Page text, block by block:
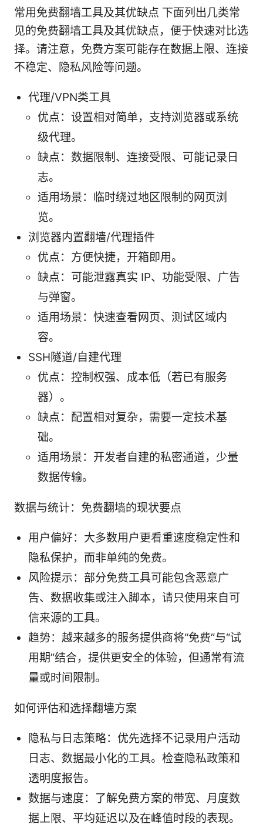
常用免费翻墙工具及其优缺点 下面列出几类常
见的免费翻墙工具及其优缺点，便于快速对比选
择。请注意，免费方案可能存在数据上限、连接
不稳定、隐私风险等问题。
代理/VPN类工具
优点：设置相对简单，支持浏览器或系统
级代理。
缺点：数据限制、连接受限、可能记录日
志。
适用场景：临时绕过地区限制的网页浏
览。
浏览器内置翻墙/代理插件
优点：方便快捷，开箱即用。
缺点：可能泄露真实 IP、功能受限、广告
与弹窗。
适用场景：快速查看网页、测试区域内
容。
SSH隧道/自建代理
优点：控制权强、成本低（若已有服务
器）。
缺点：配置相对复杂，需要一定技术基
础。
适用场景：开发者自建的私密通道，少量
数据传输。
数据与统计：免费翻墙的现状要点
用户偏好：大多数用户更看重速度稳定性和
隐私保护，而非单纯的免费。
风险提示：部分免费工具可能包含恶意广
告、数据收集或注入脚本，请只使用来自可
信来源的工具。
趋势：越来越多的服务提供商将“免费”与“试
用期”结合，提供更安全的体验，但通常有流
量或时间限制。
如何评估和选择翻墙方案
隐私与日志策略：优先选择不记录用户活动
日志、数据最小化的工具。检查隐私政策和
透明度报告。
数据与速度：了解免费方案的带宽、月度数
据上限、平均延迟以及在峰值时段的表现。